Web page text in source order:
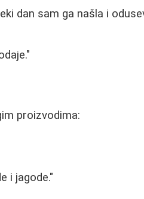
dan sam ga našla i
proizvodima:
i jagode."